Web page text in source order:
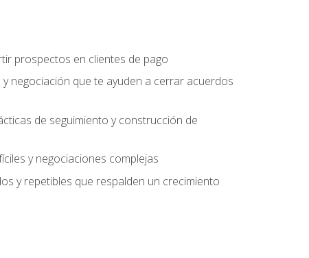
prospectos en clientes de pago
negociación que te ayuden a cerrar acuerdos
de seguimiento y construcción de
y negociaciones complejas
y repetibles que respalden un crecimiento